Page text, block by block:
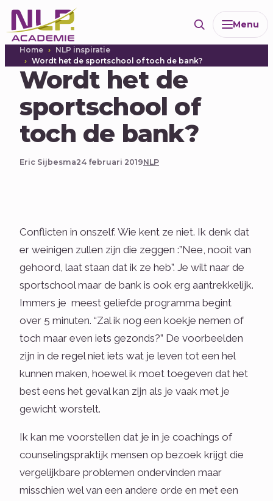
Ga
naar
de
inhoud
Menu
Home
NLP inspiratie
Wordt het de sportschool of toch de bank?
Wordt het de
sportschool of
toch de bank?
Eric Sijbesma24 februari 2019NLP
Conflicten in onszelf. Wie kent ze niet. Ik denk dat
er weinigen zullen zijn die zeggen :”Nee, nooit van
gehoord, laat staan dat ik ze heb”. Je wilt naar de
sportschool maar de bank is ook erg aantrekkelijk.
Immers je meest geliefde programma begint
over 5 minuten. “Zal ik nog een koekje nemen of
toch maar even iets gezonds?” De voorbeelden
zijn in de regel niet iets wat je leven tot een hel
kunnen maken, hoewel ik moet toegeven dat het
best eens het geval kan zijn als je vaak met je
gewicht worstelt.
Ik kan me voorstellen dat je in je coachings of
counselingspraktijk mensen op bezoek krijgt die
vergelijkbare problemen ondervinden maar
misschien wel van een andere orde en met een